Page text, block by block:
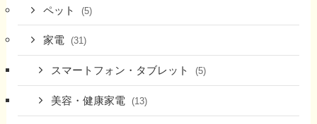
ペット (5)
家電 (31)
スマートフォン・タブレット (5)
美容・健康家電 (13)